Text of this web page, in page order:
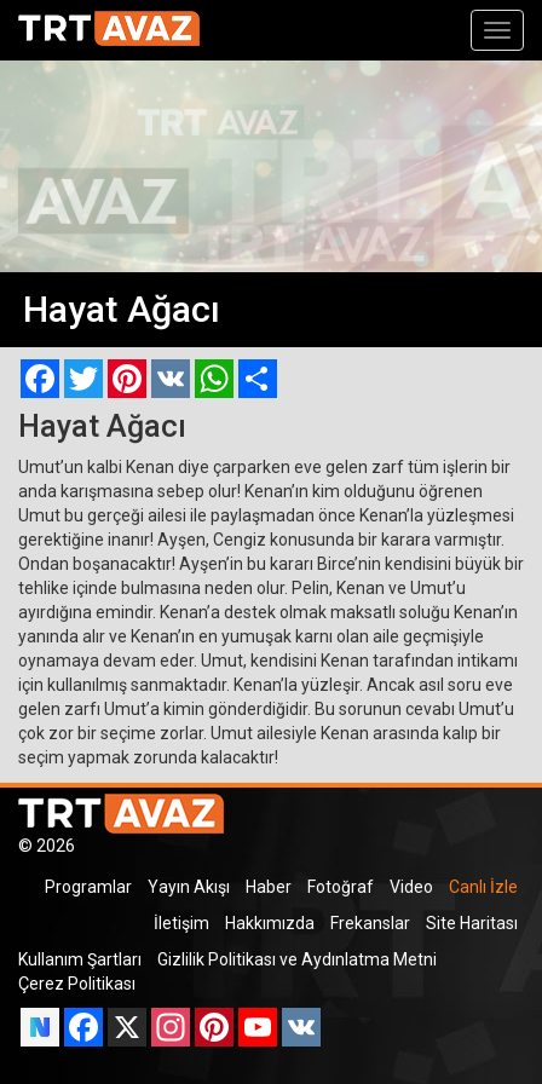
Hayat Ağacı
FacebookTwitterPinterest
VK WhatsApp
Hayat Ağacı
Umut’un kalbi Kenan diye çarparken eve gelen zarf tüm işlerin bir
anda karışmasına sebep olur! Kenan’ın kim olduğunu öğrenen
Umut bu gerçeği ailesi ile paylaşmadan önce Kenan’la yüzleşmesi
gerektiğine inanır! Ayşen, Cengiz konusunda bir karara varmıştır.
Ondan boşanacaktır! Ayşen’in bu kararı Birce’nin kendisini büyük bir
tehlike içinde bulmasına neden olur. Pelin, Kenan ve Umut’u
ayırdığına emindir. Kenan’a destek olmak maksatlı soluğu Kenan’ın
yanında alır ve Kenan’ın en yumuşak karnı olan aile geçmişiyle
oynamaya devam eder. Umut, kendisini Kenan tarafından intikamı
için kullanılmış sanmaktadır. Kenan’la yüzleşir. Ancak asıl soru eve
gelen zarfı Umut’a kimin gönderdiğidir. Bu sorunun cevabı Umut’u
çok zor bir seçime zorlar. Umut ailesiyle Kenan arasında kalıp bir
seçim yapmak zorunda kalacaktır!
© 2026
Programlar Yayın Akışı Haber Fotoğraf Video
Canlı İzle
İletişim
Hakkımızda Frekanslar
Site Haritası
Kullanım Şartları
Gizlilik Politikası ve Aydınlatma Metni
Çerez Politikası
Facebook
X InstagramPinterestYouTube